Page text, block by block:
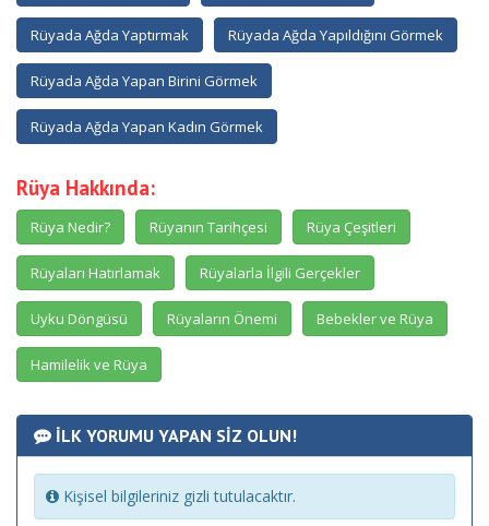
Rüyada Ağda Yaptırmak Rüyada Ağda Yapıldığını Görmek
Rüyada Ağda Yapan Birini Görmek
Rüyada Ağda Yapan Kadın Görmek
Rüya Hakkında:
Rüya Nedir? Rüyanın Tarihçesi Rüya Çeşitleri
Rüyaları Hatırlamak Rüyalarla İlgili Gerçekler
Uyku Döngüsü Rüyaların Önemi Bebekler ve Rüya
Hamilelik ve Rüya
İLK YORUMU YAPAN SİZ OLUN!
Kişisel bilgileriniz gizli tutulacaktır.